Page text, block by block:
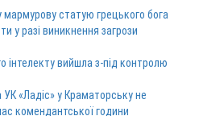
мармурову статую грецького бога
у разі виникнення загрози
інтелекту вийшла з-під контролю
«Ладіс» у Краматорську не
комендантської години